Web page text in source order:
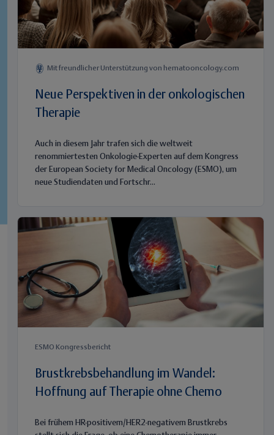
Mit freundlicher Unterstützung von hematooncology.com
Neue Perspektiven in der onkologischen
Therapie
Auch in diesem Jahr trafen sich die weltweit
renommiertesten Onkologie-Experten auf dem Kongress
der European Society for Medical Oncology (ESMO), um
neue Studiendaten und Fortschr...
ESMO Kongressbericht
Brustkrebsbehandlung im Wandel:
Hoffnung auf Therapie ohne Chemo
Bei frühem HR-positivem/HER2-negativem Brustkrebs